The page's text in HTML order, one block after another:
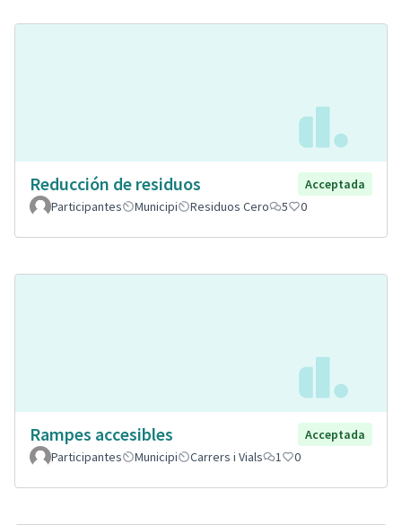
Reducción de residuos
Acceptada
Participantes
Municipi Residuos Cero 5 0
Rampes accesibles
Acceptada
Participantes
Municipi Carrers i Vials 1 0